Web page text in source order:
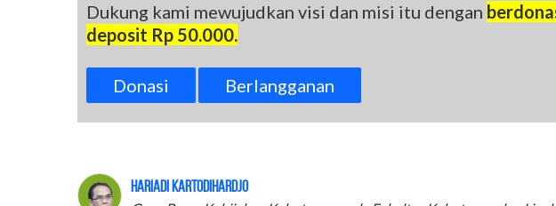
Dukung kami mewujudkan visi dan misi itu dengan
deposit Rp 50.000.
Donasi Berlangganan
Hariadi Kartodihardjo